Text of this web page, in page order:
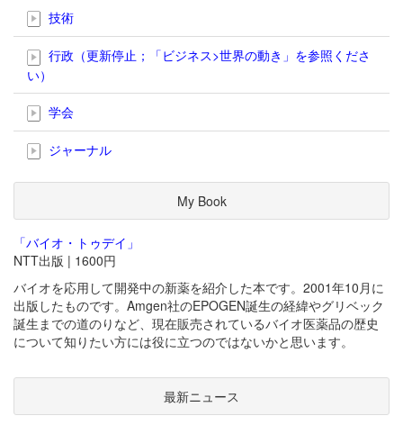
技術
行政（更新停止；「ビジネス>世界の動き」を参照くださ
い）
学会
ジャーナル
My Book
「バイオ・トゥデイ」
NTT出版 | 1600円
バイオを応用して開発中の新薬を紹介した本です。2001年10月に
出版したものです。Amgen社のEPOGEN誕生の経緯やグリベック
誕生までの道のりなど、現在販売されているバイオ医薬品の歴史
について知りたい方には役に立つのではないかと思います。
最新ニュース